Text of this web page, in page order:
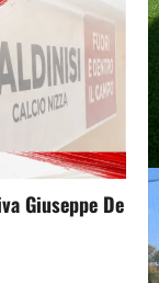
Giuseppe De